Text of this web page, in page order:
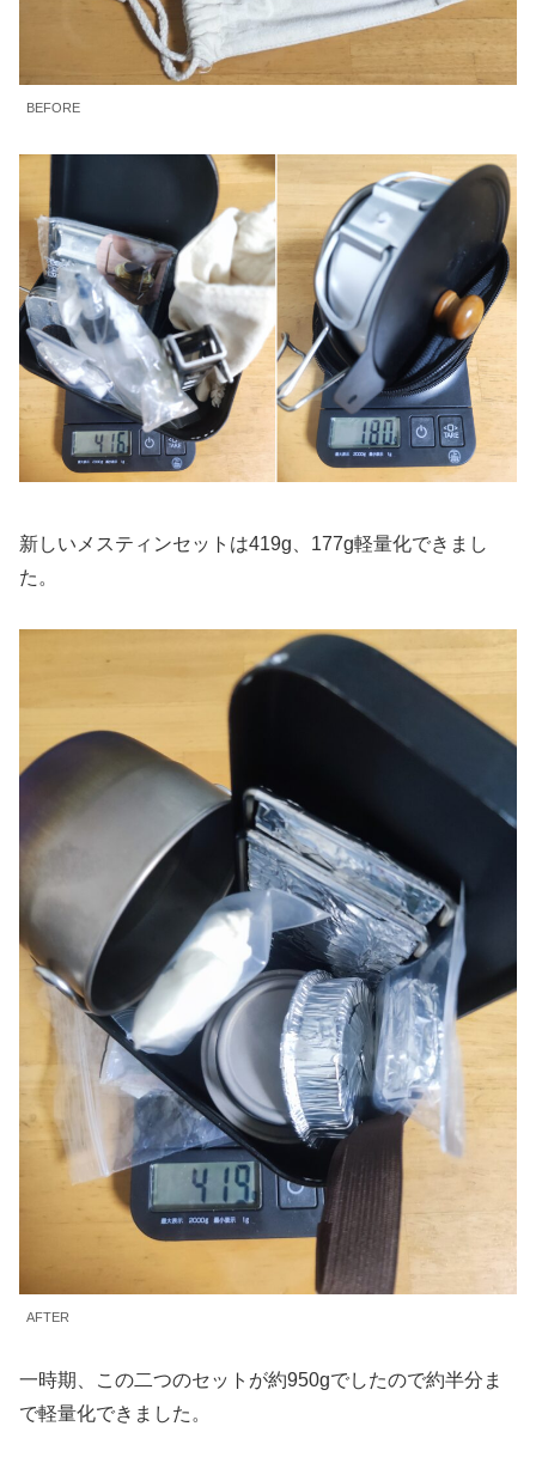
BEFORE
新しいメスティンセットは419g、177g軽量化できまし
た。
AFTER
一時期、この二つのセットが約950gでしたので約半分ま
で軽量化できました。